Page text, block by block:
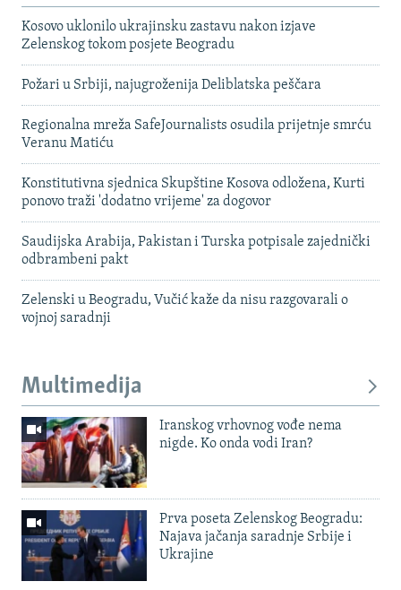
Kosovo uklonilo ukrajinsku zastavu nakon izjave
Zelenskog tokom posjete Beogradu
Požari u Srbiji, najugroženija Deliblatska peščara
Regionalna mreža SafeJournalists osudila prijetnje smrću
Veranu Matiću
Konstitutivna sjednica Skupštine Kosova odložena, Kurti
ponovo traži 'dodatno vrijeme' za dogovor
Saudijska Arabija, Pakistan i Turska potpisale zajednički
odbrambeni pakt
Zelenski u Beogradu, Vučić kaže da nisu razgovarali o
vojnoj saradnji
Multimedija
Iranskog vrhovnog vođe nema
nigde. Ko onda vodi Iran?
Prva poseta Zelenskog Beogradu:
Najava jačanja saradnje Srbije i
Ukrajine